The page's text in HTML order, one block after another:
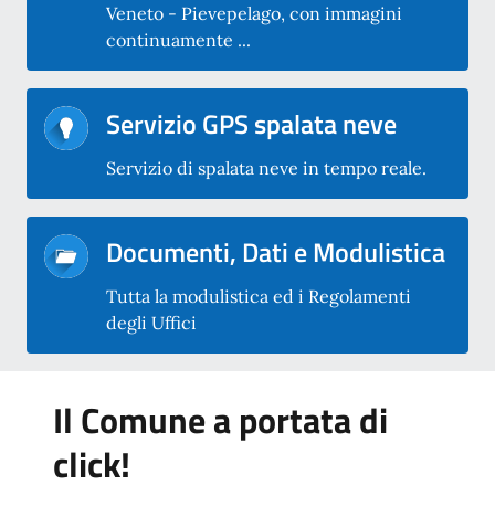
Veneto - Pievepelago, con immagini
continuamente ...
Servizio GPS spalata neve
Servizio di spalata neve in tempo reale.
Documenti, Dati e Modulistica
Tutta la modulistica ed i Regolamenti
degli Uffici
Il Comune a portata di
click!